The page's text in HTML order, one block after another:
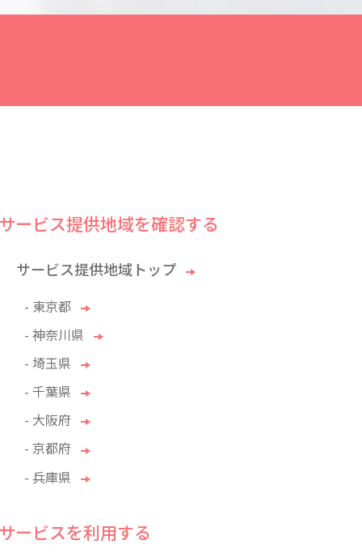
ービス提供地域を確認する
サービス提供地域トップ
- 東京都
- 神奈川県
- 埼玉県
- 千葉県
- 大阪府
- 京都府
- 兵庫県
ービスを利用する